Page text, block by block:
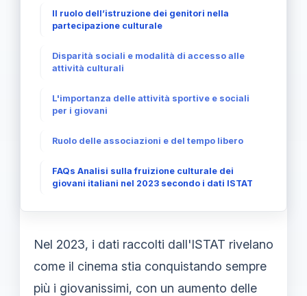
Il ruolo dell’istruzione dei genitori nella
partecipazione culturale
Disparità sociali e modalità di accesso alle
attività culturali
L'importanza delle attività sportive e sociali
per i giovani
Ruolo delle associazioni e del tempo libero
FAQs Analisi sulla fruizione culturale dei
giovani italiani nel 2023 secondo i dati ISTAT
Nel 2023, i dati raccolti dall'ISTAT rivelano
come il cinema stia conquistando sempre
più i giovanissimi, con un aumento delle